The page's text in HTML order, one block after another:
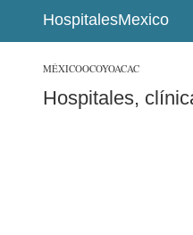
HospitalesMexico
MÉXICOOCOYOACAC
Hospitales,